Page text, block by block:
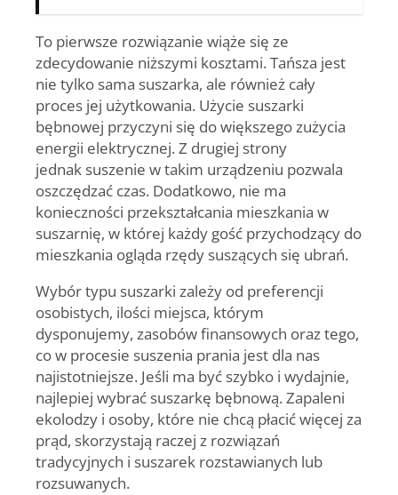
To pierwsze rozwiązanie wiąże się ze
zdecydowanie niższymi kosztami. Tańsza jest
nie tylko sama suszarka, ale również cały
proces jej użytkowania. Użycie suszarki
bębnowej przyczyni się do większego zużycia
energii elektrycznej. Z drugiej strony
jednak suszenie w takim urządzeniu pozwala
oszczędzać czas. Dodatkowo, nie ma
konieczności przekształcania mieszkania w
suszarnię, w której każdy gość przychodzący do
mieszkania ogląda rzędy suszących się ubrań.
Wybór typu suszarki zależy od preferencji
osobistych, ilości miejsca, którym
dysponujemy, zasobów finansowych oraz tego,
co w procesie suszenia prania jest dla nas
najistotniejsze. Jeśli ma być szybko i wydajnie,
najlepiej wybrać suszarkę bębnową. Zapaleni
ekolodzy i osoby, które nie chcą płacić więcej za
prąd, skorzystają raczej z rozwiązań
tradycyjnych i suszarek rozstawianych lub
rozsuwanych.